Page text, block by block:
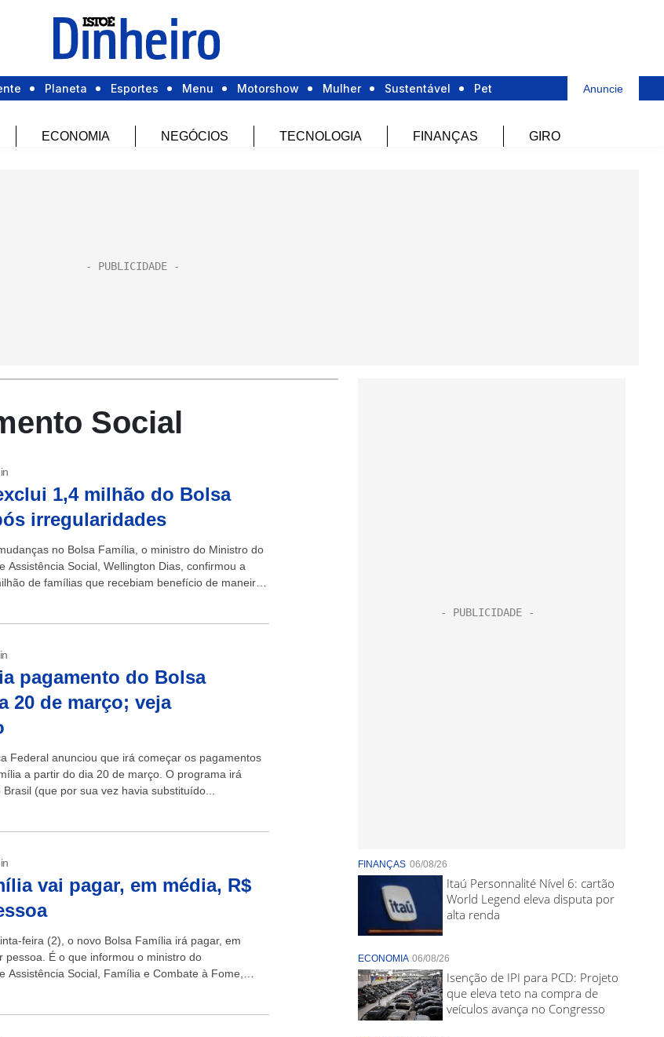
Planeta Esportes Menu Motorshow Mulher Sustentável Pet Anuncie
ECONOMIA NEGÓCIOS TECNOLOGIA FINANÇAS GIRO
Social
1,4 milhão do Bolsa
irregularidades
no Bolsa Família, o ministro do Ministro do
Assistência Social, Wellington Dias, confirmou a
de famílias que recebiam benefício de maneira
pagamento do Bolsa
20 de março; veja
Federal anunciou que irá começar os pagamentos
a partir do dia 20 de março. O programa irá
(que por sua vez havia substituído...
vai pagar, em média, R$
feira (2), o novo Bolsa Família irá pagar, em
pessoa. É o que informou o ministro do
Assistência Social, Família e Combate à Fome,
FINANÇAS 06/08/26
Itaú Personnalité Nível 6: cartão
World Legend eleva disputa por
alta renda
ECONOMIA 06/08/26
Isenção de IPI para PCD: Projeto
que eleva teto na compra de
veículos avança no Congresso